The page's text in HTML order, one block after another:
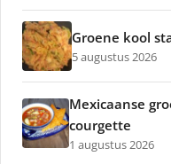
Groene kool
5 augustus 2026
Mexicaanse
courgette
1 augustus 2026